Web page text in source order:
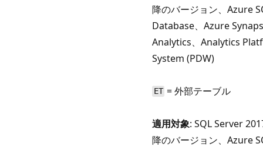
降のバージョン、Azure
Database、Azure
Analytics、Analytics
System (PDW)
ET = 外部テーブル
適用対象: SQL Server
降のバージョン、Azure